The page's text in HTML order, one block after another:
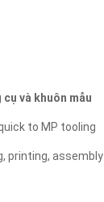
cụ và khuôn mẫu
to MP tooling
printing, assembly